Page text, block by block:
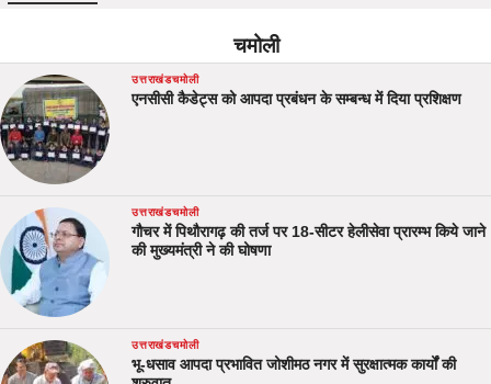
चमोली
उत्तराखंडचमोली
एनसीसी कैडेट्स को आपदा प्रबंधन के सम्बन्ध में दिया प्रशिक्षण
उत्तराखंडचमोली
गौचर में पिथौरागढ़ की तर्ज पर 18-सीटर हेलीसेवा प्रारम्भ किये जाने
की मुख्यमंत्री ने की घोषणा
उत्तराखंडचमोली
भू-धसाव आपदा प्रभावित जोशीमठ नगर में सुरक्षात्मक कार्यों की